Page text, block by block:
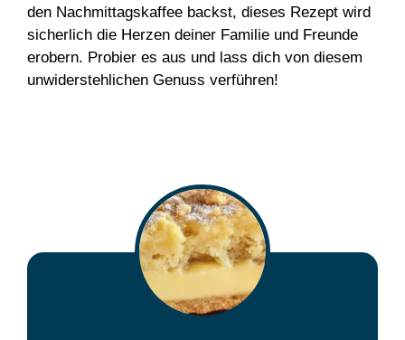
den Nachmittagskaffee backst, dieses Rezept wird
sicherlich die Herzen deiner Familie und Freunde
erobern. Probier es aus und lass dich von diesem
unwiderstehlichen Genuss verführen!